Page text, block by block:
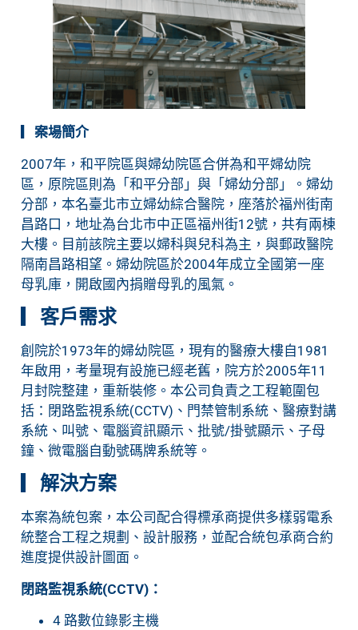
案場簡介
2007年，和平院區與婦幼院區合併為和平婦幼院
區，原院區則為「和平分部」與「婦幼分部」。婦幼
分部，本名臺北市立婦幼綜合醫院，座落於福州街南
昌路口，地址為台北市中正區福州街12號，共有兩棟
大樓。目前該院主要以婦科與兒科為主，與郵政醫院
隔南昌路相望。婦幼院區於2004年成立全國第一座
母乳庫，開啟國內捐贈母乳的風氣。
客戶需求
創院於1973年的婦幼院區，現有的醫療大樓自1981
年啟用，考量現有設施已經老舊，院方於2005年11
月封院整建，重新裝修。本公司負責之工程範圍包
括：閉路監視系統(CCTV)、門禁管制系統、醫療對講
系統、叫號、電腦資訊顯示、批號/掛號顯示、子母
鐘、微電腦自動號碼牌系統等。
解決方案
本案為統包案，本公司配合得標承商提供多樣弱電系
統整合工程之規劃、設計服務，並配合統包承商合約
進度提供設計圖面。
閉路監視系統(CCTV)：
4 路數位錄影主機